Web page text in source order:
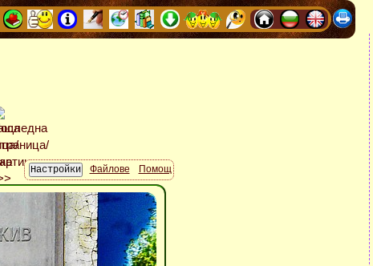
Файлове Помощ